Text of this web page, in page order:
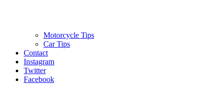
Motorcycle Tips
Car Tips
Contact
Instagram
Twitter
Facebook